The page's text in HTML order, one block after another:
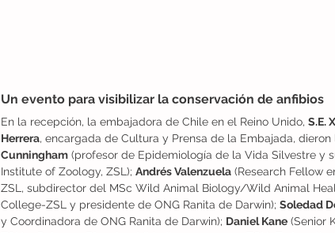
Un evento para visibilizar la conservación de anfibios
En la recepción, la embajadora de Chile en el Reino Unido, S.E.
Herrera, encargada de Cultura y Prensa de la Embajada,
Cunningham (profesor de Epidemiología de la Vida Silvestre y
Institute of Zoology, ZSL); Andrés Valenzuela (Research Fellow
ZSL, subdirector del MSc Wild Animal Biology/Wild Animal
College-ZSL y presidente de ONG Ranita de Darwin); Soledad
y Coordinadora de ONG Ranita de Darwin); Daniel Kane (Senior